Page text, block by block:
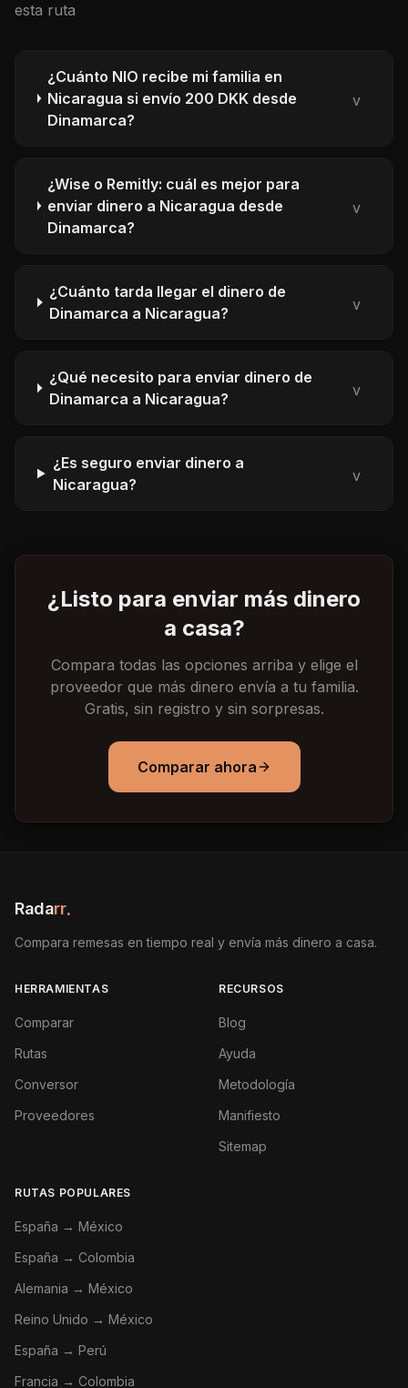
esta ruta
¿Cuánto NIO recibe mi familia en
Nicaragua si envío 200 DKK desde
Dinamarca?
v
¿Wise o Remitly: cuál es mejor para
enviar dinero a Nicaragua desde
Dinamarca?
v
¿Cuánto tarda llegar el dinero de
Dinamarca a Nicaragua?
v
¿Qué necesito para enviar dinero de
Dinamarca a Nicaragua?
v
¿Es seguro enviar dinero a
Nicaragua?
v
¿Listo para enviar más dinero
a casa?
Compara todas las opciones arriba y elige el
proveedor que más dinero envía a tu familia.
Gratis, sin registro y sin sorpresas.
Comparar ahora
Radarr.
Compara remesas en tiempo real y envía más dinero a casa.
HERRAMIENTAS
Comparar
Rutas
Conversor
Proveedores
RECURSOS
Blog
Ayuda
Metodología
Manifiesto
Sitemap
RUTAS POPULARES
España → México
España → Colombia
Alemania → México
Reino Unido → México
España → Perú
Francia → Colombia